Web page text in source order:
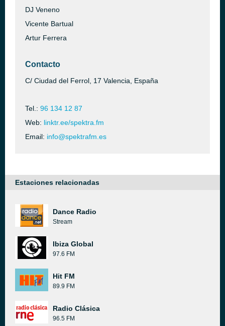
DJ Veneno
Vicente Bartual
Artur Ferrera
Contacto
C/ Ciudad del Ferrol, 17 Valencia, España
Tel.: 96 134 12 87
Web: linktr.ee/spektra.fm
Email: info@spektrafm.es
Estaciones relacionadas
Dance Radio
Stream
Ibiza Global
97.6 FM
Hit FM
89.9 FM
Radio Clásica
96.5 FM